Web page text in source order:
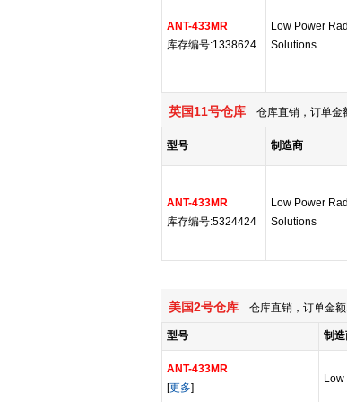
ANT-433MR
库存编号:1338624
Low Power
Solutions
英国11号仓库 仓库直销，订单金
型号 制造商
ANT-433MR
库存编号:5324424
Low Power
Solutions
美国2号仓库 仓库直销，订单金
型号 制
ANT-433MR
[更多]